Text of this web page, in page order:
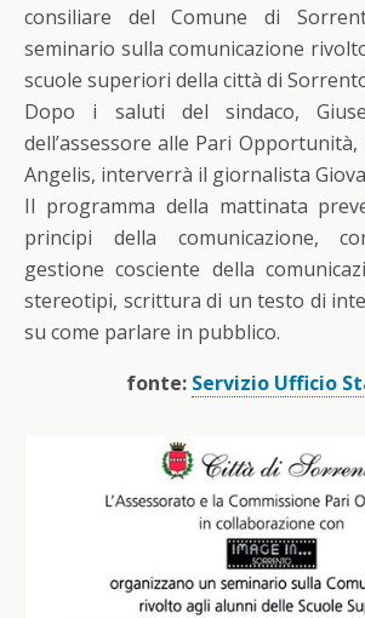
consiliare del Comune di
seminario sulla comunicazione
scuole superiori della città di
Dopo i saluti del sindaco,
dell’assessore alle Pari
Angelis, interverrà il giornalista
Il programma della mattinata
principi della comunicazione,
gestione cosciente della
stereotipi, scrittura di un testo di
su come parlare in pubblico.
fonte: Servizio Ufficio